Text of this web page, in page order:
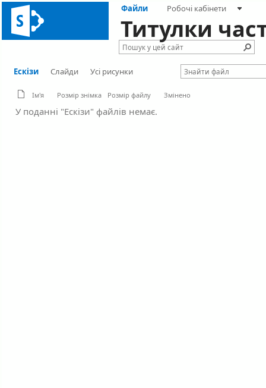
Файли Робочі кабінети
Титулки
Ескізи Слайди Усі рисунки
Ім'я Розмір знімка Розмір файлу Змінено
У поданні "Ескізи" файлів немає.